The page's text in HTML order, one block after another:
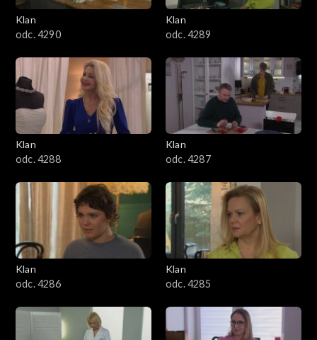
2701–2800
2501–2600
2401–2500
2301–2400
2201–2300
2101–2200
2001–2100
1901–2000
1801–1900
Klan
odc. 4290
Klan
odc. 4289
Klan
odc. 4288
Klan
odc. 4287
Klan
odc. 4286
Klan
odc. 4285